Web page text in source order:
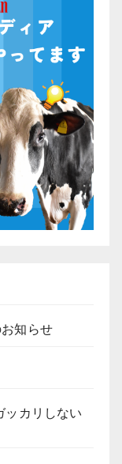
知らせ
ッカリしない